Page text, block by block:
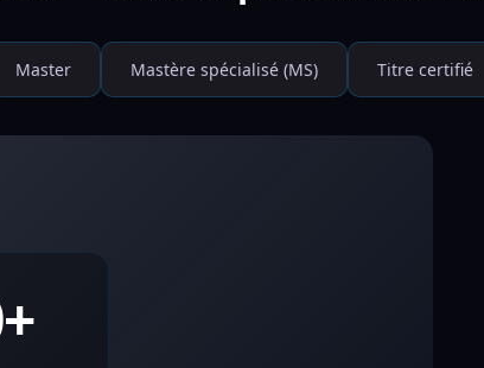
Master Mastère spécialisé (MS) Titre certifié